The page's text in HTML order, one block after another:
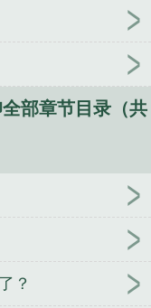
部章节目录（共
？